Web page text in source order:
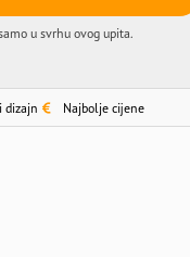
u svrhu ovog upita.
dizajn Najbolje cijene